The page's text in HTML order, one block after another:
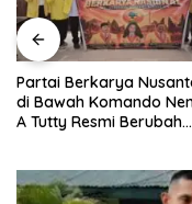
Partai Berkarya
di Bawah Komando
A Tutty Resmi Berubah